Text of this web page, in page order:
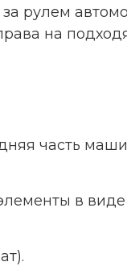
рулем
на
часть
в виде